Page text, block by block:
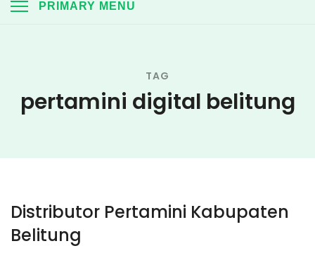
PRIMARY MENU
TAG
pertamini digital belitung
Distributor Pertamini Kabupaten
Belitung